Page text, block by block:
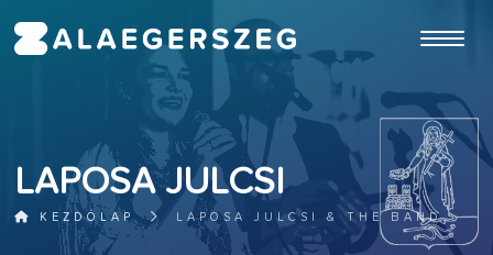
LAPOSA JULCSI
KEZDŐLAP LAPOSA JULCSI & THE BAND